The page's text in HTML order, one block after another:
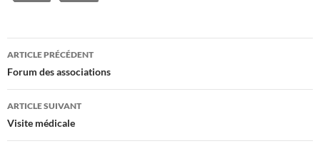
Navigation
des
articles
ARTICLE PRÉCÉDENT
Forum des associations
ARTICLE SUIVANT
Visite médicale